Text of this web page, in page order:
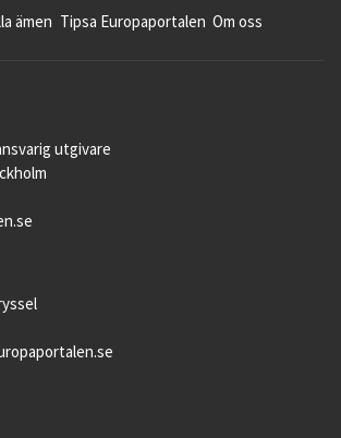
ämen Tipsa Europaportalen Om oss
utgivare